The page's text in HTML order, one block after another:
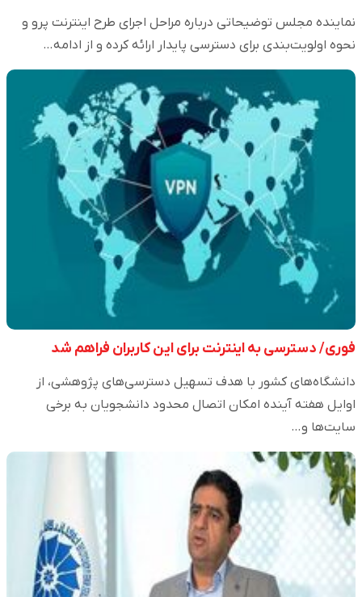
نماینده مجلس توضیحاتی درباره مراحل اجرای طرح اینترنت پرو و
نحوه اولویت‌بندی برای دسترسی پایدار ارائه کرده و از ادامه…
فوری/ دسترسی به اینترنت برای این کاربران فراهم شد
دانشگاه‌های کشور با هدف تسهیل دسترسی‌های پژوهشی، از
اوایل هفته آینده امکان اتصال محدود دانشجویان به برخی
سایت‌ها و…